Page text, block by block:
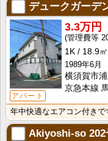
デュークガーデ
アパート
3.3万円
1K
18.9㎡
1989年6月
横須賀市
京急本線
年中快適なエアコン付きで
Akiyoshi-so